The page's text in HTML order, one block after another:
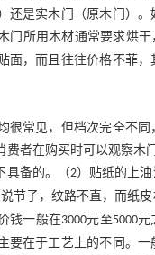
还是实木门（原木门）
门所用木材通常要求烘
面，而且往往价格不菲
很常见，但档次完全不
者在购买时可以观察木
具备的。（2）贴纸的上
节子，纹路不直，而纸
钱一般在3000元至5000元
要在于工艺上的不同。